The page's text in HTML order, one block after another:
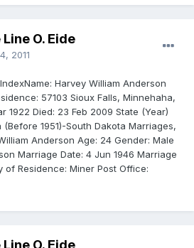
O. Eide
2011
Harvey William Anderson
57103 Sioux Falls, Minnehaha,
1922 Died: 23 Feb 2009 State (Year)
(Before 1951)-South Dakota Marriages,
Anderson Age: 24 Gender: Male
Marriage Date: 4 Jun 1946 Marriage
of Residence: Miner Post Office: